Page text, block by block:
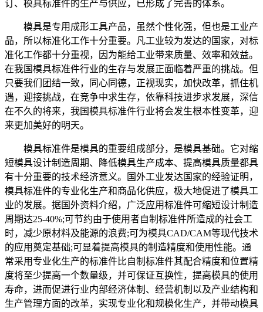
订、模具标准件的生产与供应，已形成了完善的体系。
模具是专用成形工具产品，虽然个性化强，但也是工业产
品，所以标准化工作十分重要。凡工业较为发达的国家，对标
准化工作都十分重视，因为能给工业带来质量、效率和效益。
在我国模具标准件行业的生存与发展正面临着严重的挑战。但
只要我们团结一致，同心同德，正视现实，加快改革，抓住机
遇，迎接挑战，在竞争中求生存，依靠科技进步求发展，深信
在不久的将来，我国模具标准件行业将会发生根本性变革，迎
来更加美好的明天。
模具标准件是模具的重要组成部分，是模具基础。它对缩
短模具设计制造周期、降低模具生产成本、提高模具质量都具
有十分重要的技术经济意义。国外工业发达国家的经验证明，
模具标准件的专业化生产和商品化供应，极大地促进了模具工
业的发展。据国外资料介绍，广泛应用标准件可缩短设计制造
周期达25-40%;可节约由于使用者自制标准件所造成的社会工
时，减少原材料及能源的浪费;可为模具CAD/CAM等现代技术
的应用奠定基础;可显着提高模具的制造精度和使用性能。通
常采用专业化生产的标准件比自制标准件其配合精度和位置精
度将至少提高一个数量级，并可保证互换性，提高模具的使用
寿命，进而促进行业内部经济体制、经营机制以及产业结构和
生产管理方面的改革，实现专业化和规模化生产，并带动模具